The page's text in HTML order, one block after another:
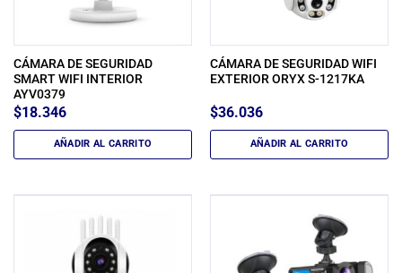
CÁMARA DE SEGURIDAD
SMART WIFI INTERIOR
AYV0379
$18.346
AÑADIR AL CARRITO
CÁMARA DE SEGURIDAD WIFI
EXTERIOR ORYX S-1217KA
$36.036
AÑADIR AL CARRITO